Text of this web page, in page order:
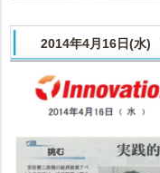
2014年4月16日(水)